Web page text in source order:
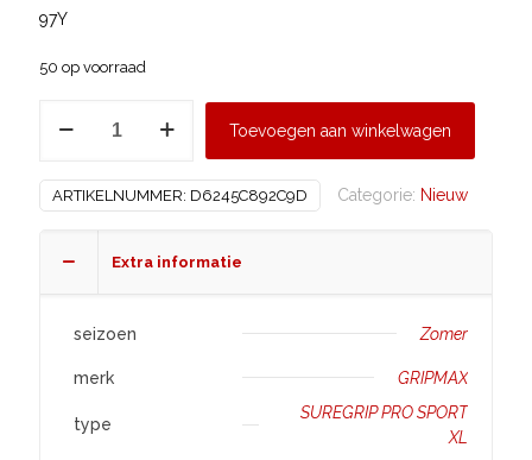
97Y
50 op voorraad
SUREGRIP
SPORT
Toevoegen aan winkelwagen
ARTIKELNUMMER: D6245C892C9D Categorie: Nieuw
Extra informatie
seizoen Zomer
merk GRIPMAX
type
SUREGRIP PRO SPORT
XL